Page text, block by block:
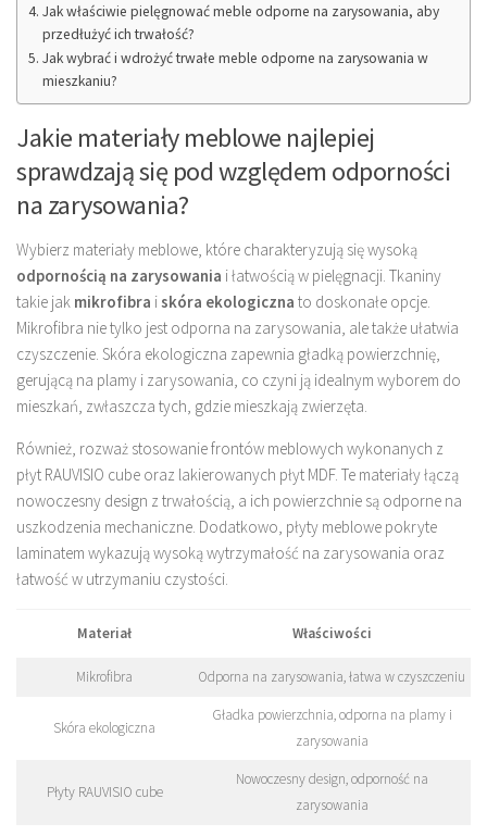
Jak właściwie pielęgnować meble odporne na zarysowania, aby
przedłużyć ich trwałość?
Jak wybrać i wdrożyć trwałe meble odporne na zarysowania w
mieszkaniu?
Jakie materiały meblowe najlepiej
sprawdzają się pod względem odporności
na zarysowania?
Wybierz materiały meblowe, które charakteryzują się wysoką
odpornością na zarysowania i łatwością w pielęgnacji. Tkaniny
takie jak mikrofibra iskóra ekologiczna to doskonałe opcje.
Mikrofibra nie tylko jest odporna na zarysowania, ale także ułatwia
czyszczenie. Skóra ekologiczna zapewnia gładką powierzchnię,
gerującą na plamy i zarysowania, co czyni ją idealnym wyborem do
mieszkań, zwłaszcza tych, gdzie mieszkają zwierzęta.
Również, rozważ stosowanie frontów meblowych wykonanych z
płyt RAUVISIO cube oraz lakierowanych płyt MDF. Te materiały łączą
nowoczesny design z trwałością, a ich powierzchnie są odporne na
uszkodzenia mechaniczne. Dodatkowo, płyty meblowe pokryte
laminatem wykazują wysoką wytrzymałość na zarysowania oraz
łatwość w utrzymaniu czystości.
Materiał Właściwości
Mikrofibra Odporna na zarysowania, łatwa w czyszczeniu
Skóra ekologiczna
Gładka powierzchnia, odporna na plamy i
zarysowania
Płyty RAUVISIO cube
Nowoczesny design, odporność na
zarysowania